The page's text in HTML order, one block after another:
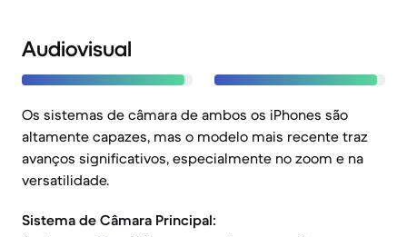
Audiovisual
Os sistemas de câmara de ambos os iPhones são
altamente capazes, mas o modelo mais recente traz
avanços significativos, especialmente no zoom e na
versatilidade.
Sistema de Câmara Principal: